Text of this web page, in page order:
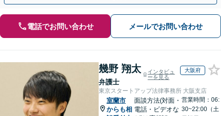
電話でお問い合わせ メールでお問い合わせ
幾野 翔太
弁護士
インタビュ
ーを見る
大阪府
東京スタートアップ法律事務所 大阪支店
室蘭市
からも相
面談方法(対面・
電話・ビデオな
営業時間：06:
30~22:00（土